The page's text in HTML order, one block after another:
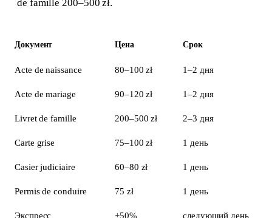
de famille 200–500 zł.
Документ Цена Срок
Acte de naissance 80–100 zł 1–2 дня
Acte de mariage 90–120 zł 1–2 дня
Livret de famille 200–500 zł 2–3 дня
Carte grise 75–100 zł 1 день
Casier judiciaire 60–80 zł 1 день
Permis de conduire 75 zł 1 день
Экспресс +50% следующий день